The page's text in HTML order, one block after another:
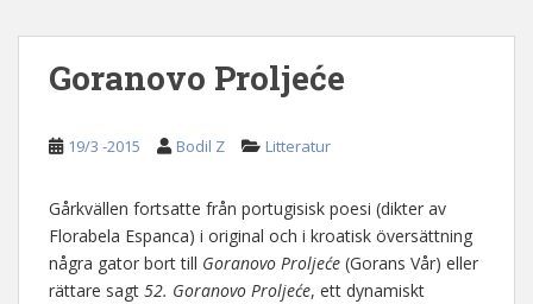
Goranovo Proljeće
19/3 -2015 Bodil Z Litteratur
Gårkvällen fortsatte från portugisisk poesi (dikter av
Florabela Espanca) i original och i kroatisk översättning
några gator bort till Goranovo Proljeće (Gorans Vår) eller
rättare sagt 52. Goranovo Proljeće, ett dynamiskt